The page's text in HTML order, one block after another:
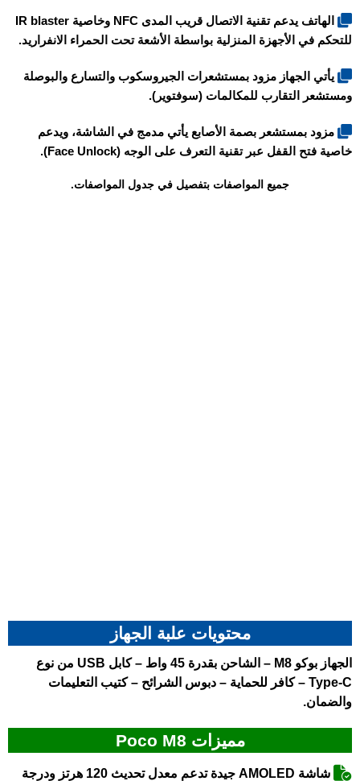
الهاتف يدعم تقنية الاتصال قريب المدى NFC وخاصية IR blaster
للتحكم في الأجهزة المنزلية بواسطة الأشعة تحت الحمراء الانفراريد.
يأتي الجهاز مزود بمستشعرات الجيروسكوب والتسارع والبوصلة
ومستشعر التقارب للمكالمات (سوفتوير).
مزود بمستشعر بصمة الأصابع يأتي مدمج في الشاشة، ويدعم
خاصية فتح القفل عبر تقنية التعرف على الوجه (Face Unlock).
جميع المواصفات بتفصيل في جدول المواصفات.
محتويات علبة الجهاز
الجهاز بوكو M8
– الشاحن بقدرة 45 واط – كابل USB من نوع
Type-C – كافر للحماية – دبوس الشرائح – كتيب التعليمات
والضمان.
مميزات Poco M8
شاشة AMOLED جيدة تدعم معدل تحديث 120 هرتز ودرجة